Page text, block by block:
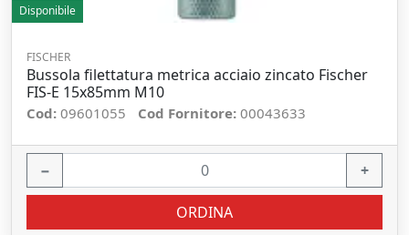
Disponibile
FISCHER
Bussola filettatura metrica acciaio zincato Fischer
FIS-E 15x85mm M10
Cod: 09601055 Cod Fornitore: 00043633
− +
ORDINA